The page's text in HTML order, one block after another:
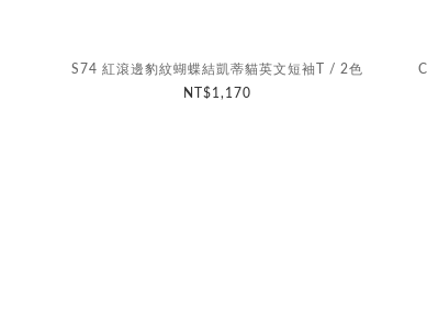
S74 紅滾邊豹紋蝴蝶結凱蒂貓英文短袖T / 2色
NT$1,170